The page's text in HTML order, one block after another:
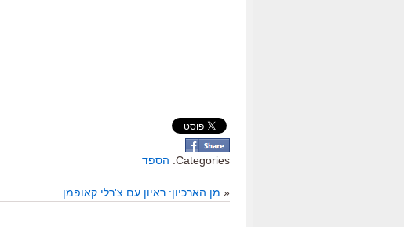
Categories: הספד
« מן הארכיון: ראיון עם צ'רלי קאופמן